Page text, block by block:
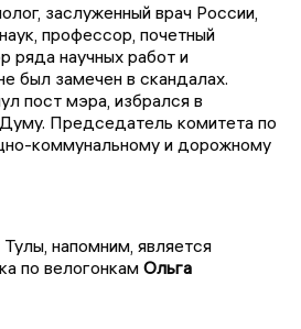
заслуженный врач России,
профессор, почетный
ряда научных работ и
был замечен в скандалах.
пост мэра, избрался в
Председатель комитета по
коммунальному и дорожному
напомним, является
по велогонкам Ольга